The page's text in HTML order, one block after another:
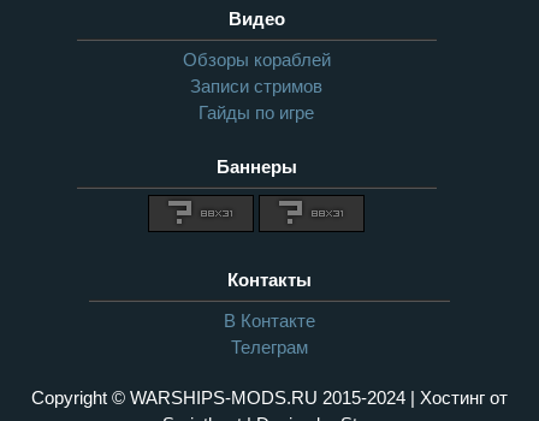
Видео
Обзоры кораблей
Записи стримов
Гайды по игре
Баннеры
Контакты
В Контакте
Телеграм
Copyright © WARSHIPS-MODS.RU 2015-2024 | Хостинг от